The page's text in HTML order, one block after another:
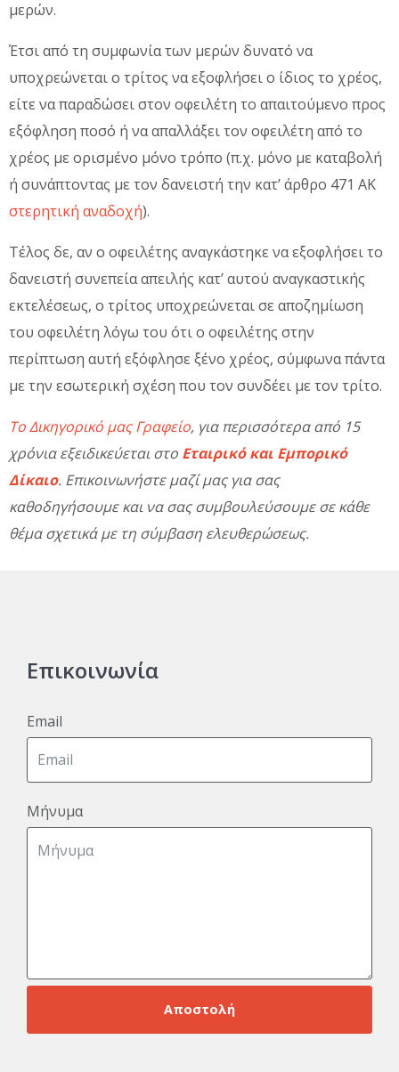
μερών.
Έτσι από τη συμφωνία των μερών δυνατό να
υποχρεώνεται ο τρίτος να εξοφλήσει ο ίδιος το χρέος,
είτε να παραδώσει στον οφειλέτη το απαιτούμενο προς
εξόφληση ποσό ή να απαλλάξει τον οφειλέτη από το
χρέος με ορισμένο μόνο τρόπο (π.χ. μόνο με καταβολή
ή συνάπτοντας με τον δανειστή την κατ’ άρθρο 471 ΑΚ
στερητική αναδοχή).
Τέλος δε, αν ο οφειλέτης αναγκάστηκε να εξοφλήσει το
δανειστή συνεπεία απειλής κατ’ αυτού αναγκαστικής
εκτελέσεως, ο τρίτος υποχρεώνεται σε αποζημίωση
του οφειλέτη λόγω του ότι ο οφειλέτης στην
περίπτωση αυτή εξόφλησε ξένο χρέος, σύμφωνα πάντα
με την εσωτερική σχέση που τον συνδέει με τον τρίτο.
Το Δικηγορικό μας Γραφείο, για περισσότερα από 15
χρόνια εξειδικεύεται στο Εταιρικό και Εμπορικό
Δίκαιο. Επικοινωνήστε μαζί μας για σας
καθοδηγήσουμε και να σας συμβουλεύσουμε σε κάθε
θέμα σχετικά με τη σύμβαση ελευθερώσεως.
Επικοινωνία
Email
Μήνυμα
Αποστολή